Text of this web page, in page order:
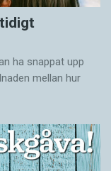
ha snappat upp
mellan hur